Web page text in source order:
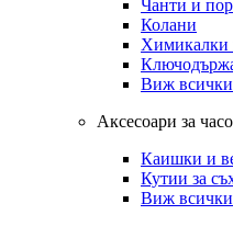
Чанти и
Колани
Химикалки
Виж всички
Аксесоари за
Каишки и
Кутии за
Виж всички